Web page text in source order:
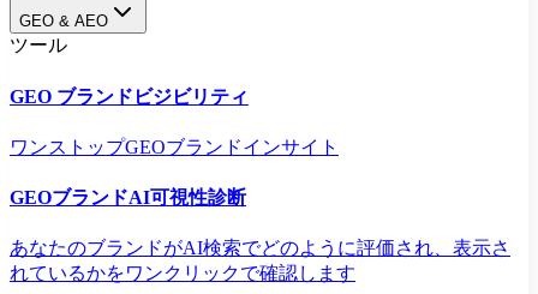
GEO & AEO
ツール
GEO ブランドビジビリティ
ワンストップGEOブランドインサイト
GEOブランドAI可視性診断
あなたのブランドがAI検索でどのように評価され、表示さ
れているかをワンクリックで確認します